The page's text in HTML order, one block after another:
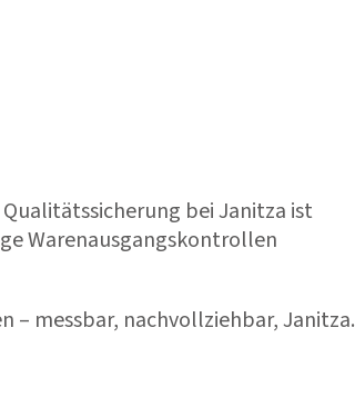
bei Janitza ist
Warenausgangskontrollen
messbar, nachvollziehbar, Janitza.